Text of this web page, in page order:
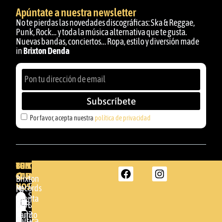
Apúntate a nuestra newsletter
No te pierdas las novedades discográficas: Ska & Reggae,
Punk, Rock… y toda la música alternativa que te gusta.
Nuevas bandas, conciertos… Ropa, estilo y diversión made
in Brixton Denda
Por favor, acepta nuestra política de privacidad
Subscríbete
BRIXTON
DENDA -
SHOP
Somera
24
BRIXTON
Brixton
Records
GBR
TU
CUENTA
Mi
cuenta
Carrito
CONTACTA
CON
NOSOTROS
Por
favor,